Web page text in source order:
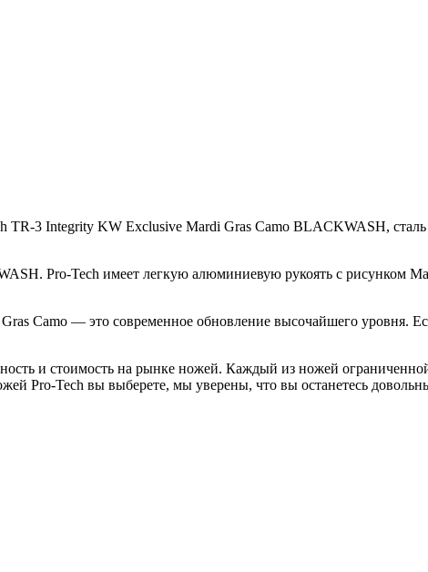
3 Integrity KW Exclusive Mardi Gras Camo BLACKWASH,
. Pro-Tech имеет легкую алюминиевую рукоять с рисунком
Camo — это современное обновление высочайшего уровня.
и стоимость на рынке ножей. Каждый из ножей ограниченной
Pro-Tech вы выберете, мы уверены, что вы останетесь